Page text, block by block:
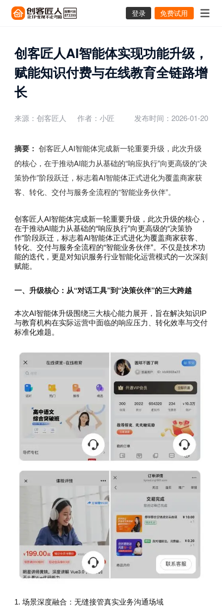
登录 免费试用
创客匠人AI智能体实现功能升级，
赋能知识付费与在线教育全链路增
长
来源：创客匠人 作者：小匠 发布时间：2026-01-20
摘要： 创客匠人AI智能体完成新一轮重要升级，此次升级
的核心，在于推动AI能力从基础的“响应执行”向更高级的“决
策协作”阶段跃迁，标志着AI智能体正式进化为覆盖商家获
客、转化、交付与服务全流程的“智能业务伙伴”。
创客匠人AI智能体完成新一轮重要升级，此次升级的核心，
在于推动AI能力从基础的“响应执行”向更高级的“决策协
作”阶段跃迁，标志着AI智能体正式进化为覆盖商家获客、
转化、交付与服务全流程的“智能业务伙伴”。不仅是技术功
能的迭代，更是对知识服务行业智能化运营模式的一次深刻
赋能。
一、升级核心：从“对话工具”到“决策伙伴”的三大跨越
本次AI智能体升级围绕三大核心能力展开，旨在解决知识IP
与教育机构在实际运营中面临的响应压力、转化效率与交付
标准化难题。
1. 场景深度融合：无缝接管真实业务沟通场域